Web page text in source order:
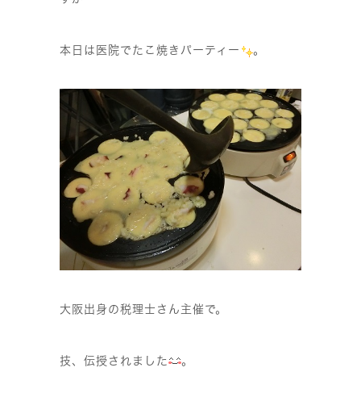
本日は医院でたこ焼きパーティー 。
大阪出身の税理士さん主催で。
技、伝授されました 。